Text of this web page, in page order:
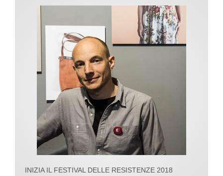
INIZIA IL FESTIVAL DELLE RESISTENZE 2018